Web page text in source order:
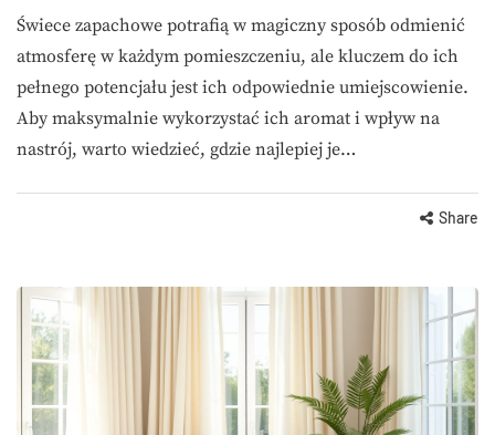
Świece zapachowe potrafią w magiczny sposób odmienić
atmosferę w każdym pomieszczeniu, ale kluczem do ich
pełnego potencjału jest ich odpowiednie umiejscowienie.
Aby maksymalnie wykorzystać ich aromat i wpływ na
nastrój, warto wiedzieć, gdzie najlepiej je…
Share